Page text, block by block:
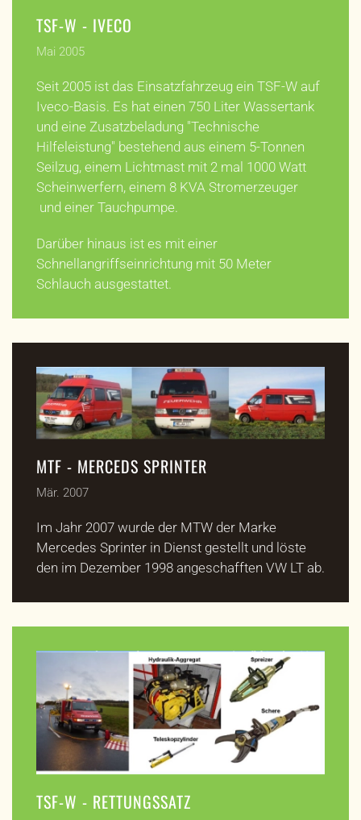
TSF-W - IVECO
Mai 2005
Seit 2005 ist das Einsatzfahrzeug ein TSF-W auf
Iveco-Basis. Es hat einen 750 Liter Wassertank
und eine Zusatzbeladung "Technische
Hilfeleistung" bestehend aus einem 5-Tonnen
Seilzug, einem Lichtmast mit 2 mal 1000 Watt
Scheinwerfern, einem 8 KVA Stromerzeuger
und einer Tauchpumpe.
Darüber hinaus ist es mit einer
Schnellangriffseinrichtung mit 50 Meter
Schlauch ausgestattet.
MTF - MERCEDS SPRINTER
Mär. 2007
Im Jahr 2007 wurde der MTW der Marke
Mercedes Sprinter in Dienst gestellt und löste
den im Dezember 1998 angeschafften VW LT ab.
TSF-W - RETTUNGSSATZ